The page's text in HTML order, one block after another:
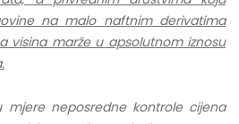
na malo naftnim derivatima
visina marže u apsolutnom iznosu
mjere neposredne kontrole cijena